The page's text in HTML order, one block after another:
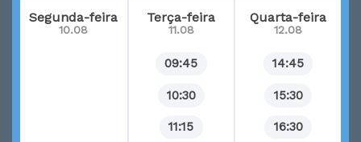
Segunda-feira
10.08
Terça-feira
11.08
09:45
10:30
11:15
Quarta-feira
12.08
14:45
15:30
16:30